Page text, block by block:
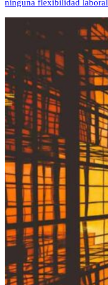
ninguna flexibilidad laboral